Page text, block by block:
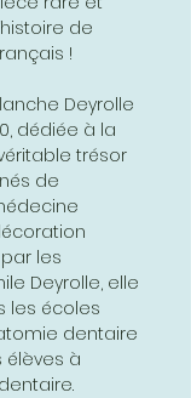
de
!
Deyrolle
dédiée à la
trésor
de
les
Deyrolle, elle
les écoles
dentaire
élèves à